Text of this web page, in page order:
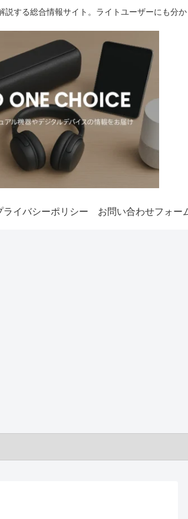
する総合情報サイト。ライトユーザーにも分
ライバシーポリシー お問い合わせフォー